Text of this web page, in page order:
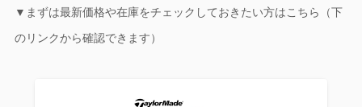
▼まずは最新価格や在庫をチェックしておきたい方はこちら（下
のリンクから確認できます）